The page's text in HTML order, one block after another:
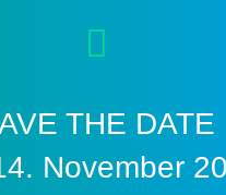
THE DATE
November